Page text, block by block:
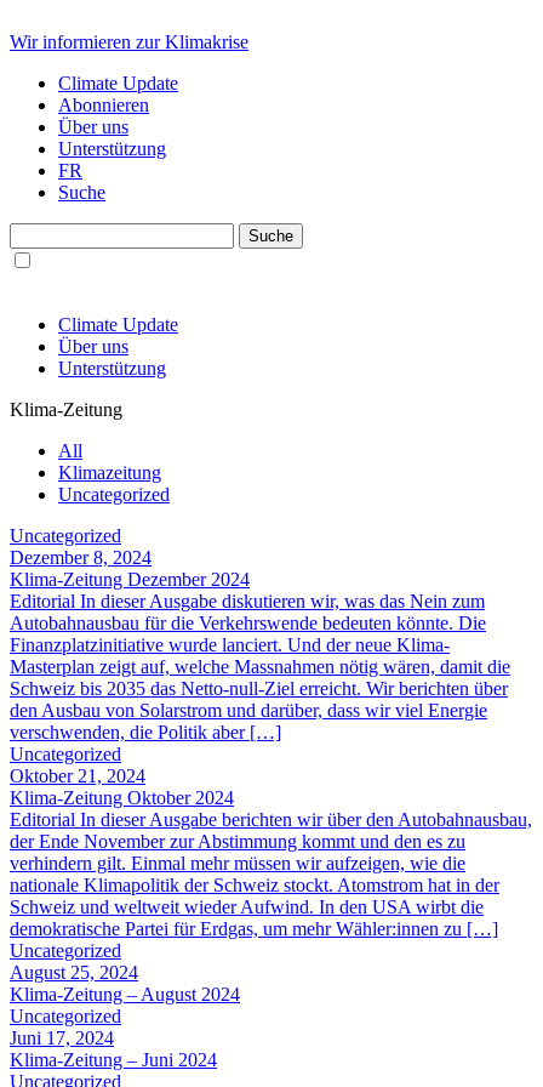
Wir informieren zur Klimakrise
Climate Update
Abonnieren
Über uns
Unterstützung
FR
Suche
Climate Update
Über uns
Unterstützung
Klima-Zeitung
All
Klimazeitung
Uncategorized
Uncategorized
Dezember 8, 2024
Klima-Zeitung Dezember 2024
Editorial In dieser Ausgabe diskutieren wir, was das Nein zum
Autobahnausbau für die Verkehrswende bedeuten könnte. Die
Finanzplatzinitiative wurde lanciert. Und der neue Klima-
Masterplan zeigt auf, welche Massnahmen nötig wären, damit die
Schweiz bis 2035 das Netto-null-Ziel erreicht. Wir berichten über
den Ausbau von Solarstrom und darüber, dass wir viel Energie
verschwenden, die Politik aber […]
Uncategorized
Oktober 21, 2024
Klima-Zeitung Oktober 2024
Editorial In dieser Ausgabe berichten wir über den Autobahnausbau,
der Ende November zur Abstimmung kommt und den es zu
verhindern gilt. Einmal mehr müssen wir aufzeigen, wie die
nationale Klimapolitik der Schweiz stockt. Atomstrom hat in der
Schweiz und weltweit wieder Aufwind. In den USA wirbt die
demokratische Partei für Erdgas, um mehr Wähler:innen zu […]
Uncategorized
August 25, 2024
Klima-Zeitung – August 2024
Uncategorized
Juni 17, 2024
Klima-Zeitung – Juni 2024
Uncategorized